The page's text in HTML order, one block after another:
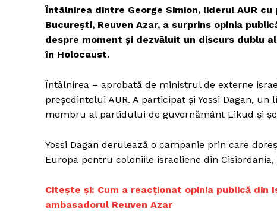
Întâlnirea dintre George Simion, liderul AUR
București, Reuven Azar, a surprins opinia
despre moment și dezvăluit un discurs dublu
în Holocaust.
Întâlnirea – aprobată de ministrul de externe
președintelui AUR. A participat și Yossi Dagan,
membru al partidului de guvernământ Likud și
Yossi Dagan derulează o campanie prin care
Europa pentru coloniile israeliene din
Citește și: Cum a reacționat opinia publică din
ambasadorul Reuven Azar